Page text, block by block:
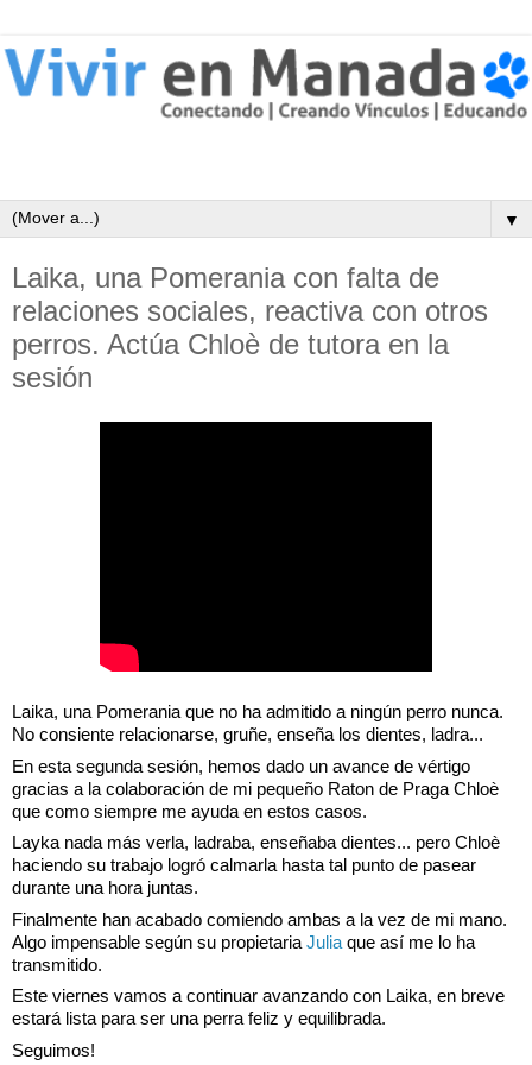
▼
Laika, una Pomerania con falta de
relaciones sociales, reactiva con otros
perros. Actúa Chloè de tutora en la
sesión
Laika, una Pomerania que no ha admitido a ningún perro nunca.
No consiente relacionarse, gruñe, enseña los dientes, ladra...
En esta segunda sesión, hemos dado un avance de vértigo
gracias a la colaboración de mi pequeño Raton de Praga Chloè
que como siempre me ayuda en estos casos.
Layka nada más verla, ladraba, enseñaba dientes... pero Chloè
haciendo su trabajo logró calmarla hasta tal punto de pasear
durante una hora juntas.
Finalmente han acabado comiendo ambas a la vez de mi mano.
Algo impensable según su propietaria Julia que así me lo ha
transmitido.
Este viernes vamos a continuar avanzando con Laika, en breve
estará lista para ser una perra feliz y equilibrada.
Seguimos!